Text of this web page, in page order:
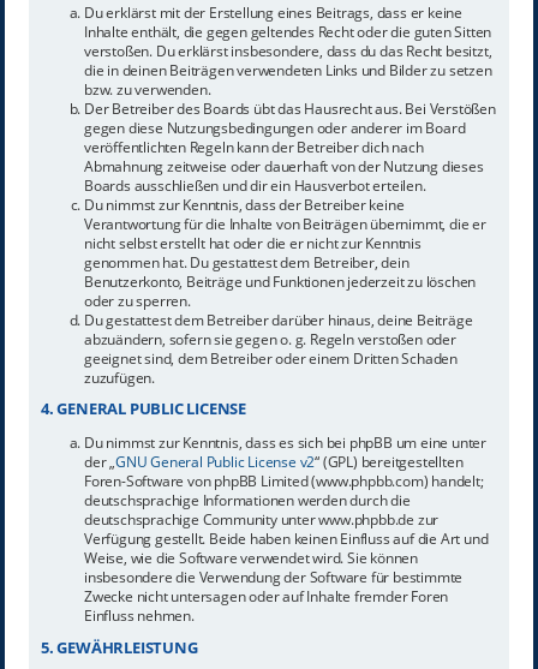
Du erklärst mit der Erstellung eines Beitrags, dass er keine
Inhalte enthält, die gegen geltendes Recht oder die guten Sitten
verstoßen. Du erklärst insbesondere, dass du das Recht besitzt,
die in deinen Beiträgen verwendeten Links und Bilder zu setzen
bzw. zu verwenden.
Der Betreiber des Boards übt das Hausrecht aus. Bei Verstößen
gegen diese Nutzungsbedingungen oder anderer im Board
veröffentlichten Regeln kann der Betreiber dich nach
Abmahnung zeitweise oder dauerhaft von der Nutzung dieses
Boards ausschließen und dir ein Hausverbot erteilen.
Du nimmst zur Kenntnis, dass der Betreiber keine
Verantwortung für die Inhalte von Beiträgen übernimmt, die er
nicht selbst erstellt hat oder die er nicht zur Kenntnis
genommen hat. Du gestattest dem Betreiber, dein
Benutzerkonto, Beiträge und Funktionen jederzeit zu löschen
oder zu sperren.
Du gestattest dem Betreiber darüber hinaus, deine Beiträge
abzuändern, sofern sie gegen o. g. Regeln verstoßen oder
geeignet sind, dem Betreiber oder einem Dritten Schaden
zuzufügen.
4. GENERAL PUBLIC LICENSE
Du nimmst zur Kenntnis, dass es sich bei phpBB um eine unter
der „GNU General Public License v2“ (GPL) bereitgestellten
Foren-Software von phpBB Limited (www.phpbb.com) handelt;
deutschsprachige Informationen werden durch die
deutschsprachige Community unter www.phpbb.de zur
Verfügung gestellt. Beide haben keinen Einfluss auf die Art und
Weise, wie die Software verwendet wird. Sie können
insbesondere die Verwendung der Software für bestimmte
Zwecke nicht untersagen oder auf Inhalte fremder Foren
Einfluss nehmen.
5. GEWÄHRLEISTUNG